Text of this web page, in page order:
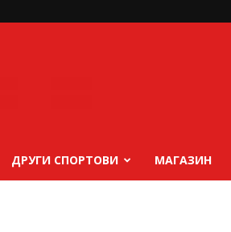
ДРУГИ СПОРТОВИ МАГАЗИН